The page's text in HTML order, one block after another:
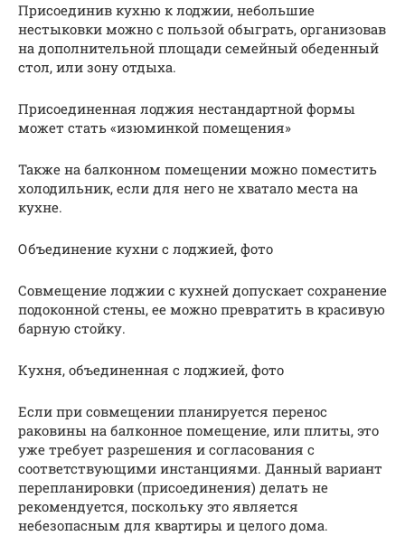
Присоединив кухню к лоджии, небольшие
нестыковки можно с пользой обыграть, организовав
на дополнительной площади семейный обеденный
стол, или зону отдыха.
Присоединенная лоджия нестандартной формы
может стать «изюминкой помещения»
Также на балконном помещении можно поместить
холодильник, если для него не хватало места на
кухне.
Объединение кухни с лоджией, фото
Совмещение лоджии с кухней допускает сохранение
подоконной стены, ее можно превратить в красивую
барную стойку.
Кухня, объединенная с лоджией, фото
Если при совмещении планируется перенос
раковины на балконное помещение, или плиты, это
уже требует разрешения и согласования с
соответствующими инстанциями. Данный вариант
перепланировки (присоединения) делать не
рекомендуется, поскольку это является
небезопасным для квартиры и целого дома.